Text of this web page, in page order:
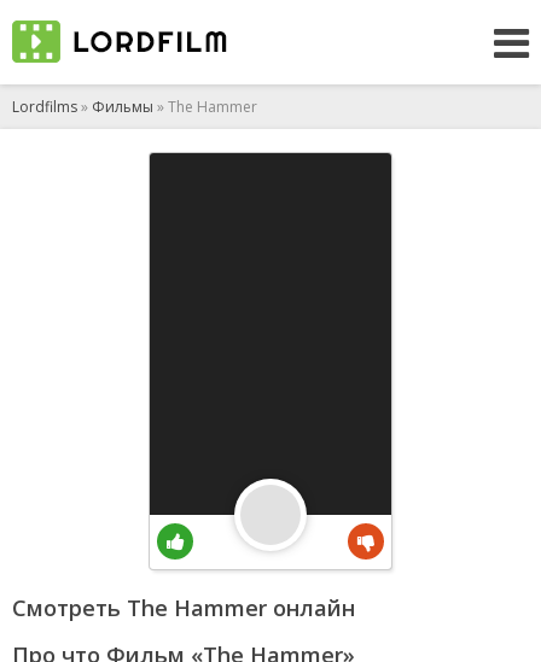
Lordfilms» Фильмы » The Hammer
Смотреть The Hammer онлайн
Про что Фильм «The Hammer»